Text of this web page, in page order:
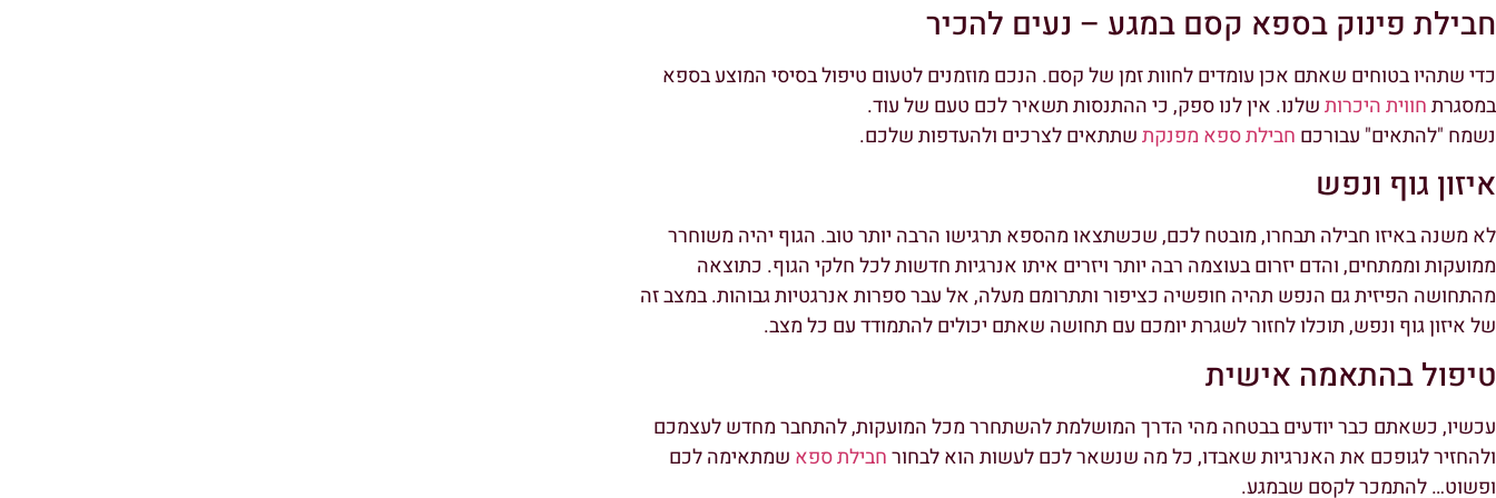
חבילת פינוק בספא קסם במגע – נעים להכיר
כדי שתהיו בטוחים שאתם אכן עומדים לחוות זמן של קסם. הנכם מוזמנים לטעום טיפול בסיסי המוצע בספא
במסגרתחווית היכרותשלנו. אין לנו ספק, כי ההתנסות תשאיר לכם טעם של עוד.
נשמח "להתאים" עבורכם חבילת ספא מפנקתשתתאים לצרכים ולהעדפות שלכם.
איזון גוף ונפש
לא משנה באיזו חבילה תבחרו, מובטח לכם, שכשתצאו מהספא תרגישו הרבה יותר טוב. הגוף יהיה משוחרר
ממועקות וממתחים, והדם יזרום בעוצמה רבה יותר ויזרים איתו אנרגיות חדשות לכל חלקי הגוף. כתוצאה
מהתחושה הפיזית גם הנפש תהיה חופשיה כציפור ותתרומם מעלה, אל עבר ספרות אנרגטיות גבוהות. במצב זה
של איזון גוף ונפש, תוכלו לחזור לשגרת יומכם עם תחושה שאתם יכולים להתמודד עם כל מצב.
טיפול בהתאמה אישית
עכשיו, כשאתם כבר יודעים בבטחה מהי הדרך המושלמת להשתחרר מכל המועקות, להתחבר מחדש לעצמכם
ולהחזיר לגופכם את האנרגיות שאבדו, כל מה שנשאר לכם לעשות הוא לבחורחבילת ספא שמתאימה לכם
ופשוט… להתמכר לקסם שבמגע.